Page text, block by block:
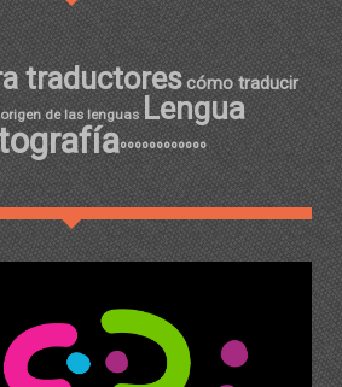
traductorescómo traducir
de las lenguas Lengua
ºººººººººººº